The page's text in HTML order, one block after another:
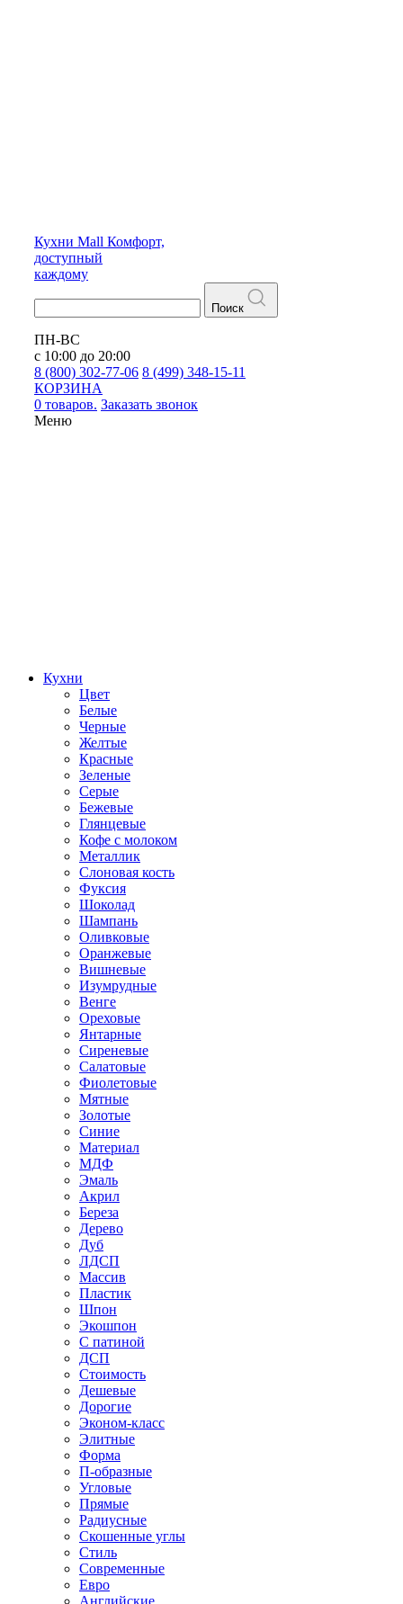
Кухни Mall Комфорт,
доступный
каждому
Поиск
ПН-ВС
с 10:00 до 20:00
8 (800) 302-77-06 8 (499) 348-15-11
КОРЗИНА
0 товаров. Заказать звонок
Меню
Кухни
Цвет
Белые
Черные
Желтые
Красные
Зеленые
Серые
Бежевые
Глянцевые
Кофе с молоком
Металлик
Слоновая кость
Фуксия
Шоколад
Шампань
Оливковые
Оранжевые
Вишневые
Изумрудные
Венге
Ореховые
Янтарные
Сиреневые
Салатовые
Фиолетовые
Мятные
Золотые
Синие
Материал
МДФ
Эмаль
Акрил
Береза
Дерево
Дуб
ЛДСП
Массив
Пластик
Шпон
Экошпон
С патиной
ДСП
Стоимость
Дешевые
Дорогие
Эконом-класс
Элитные
Форма
П-образные
Угловые
Прямые
Радиусные
Скошенные углы
Стиль
Современные
Евро
Английские